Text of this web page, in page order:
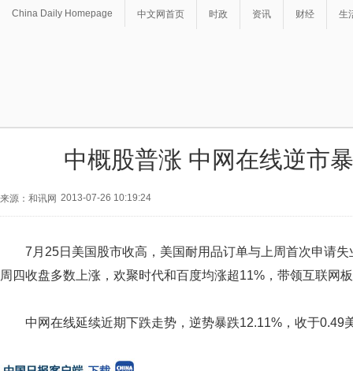
China Daily Homepage 中文网首页 时政 资讯 财经 生
中概股普涨 中网在线逆市
来源：和讯网 2013-07-26 10:19:24
7月25日美国股市收高，美国耐用品订单与上周首次申请
周四收盘多数上涨，欢聚时代和百度均涨超11%，带领互联网
中网在线延续近期下跌走势，逆势暴跌12.11%，收于0.49